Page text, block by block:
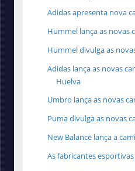
Adidas apresenta nova
Hummel lança as novas
Hummel divulga as
Adidas lança as novas
Huelva
Umbro lança as novas
Puma divulga as novas
New Balance lança a
As fabricantes